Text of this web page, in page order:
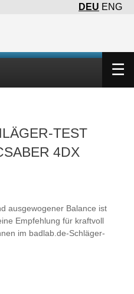
DEU ENG
☰
TEST
4DX
ausgewogener Balance ist
Empfehlung für kraftvoll
im badlab.de-Schläger-